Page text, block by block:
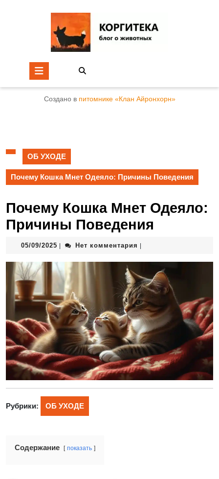
Создано в питомнике «Клан Айронхорн»
ОБ УХОДЕ
Почему Кошка Мнет Одеяло: Причины Поведения
Почему Кошка Мнет Одеяло:
Причины Поведения
05/09/2025 Нет комментария
Рубрики: ОБ УХОДЕ
Содержание показать